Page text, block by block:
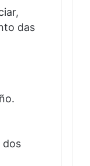
das
dos